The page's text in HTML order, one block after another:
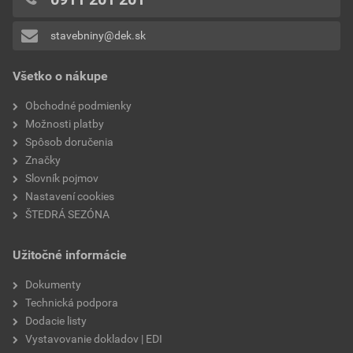
Pridávať hodnotenie môže iba prihlásený užívateľ.
Všetko o nákupe
Obchodné podmienky
Možnosti platby
Spôsob doručenia
Značky
Slovník pojmov
Nastavení cookies
ŠTEDRÁ SEZÓNA
Užitočné informácie
Dokumenty
Technická podpora
Dodacie listy
Vystavovanie dokladov | EDI
stavebniny@dek.sk